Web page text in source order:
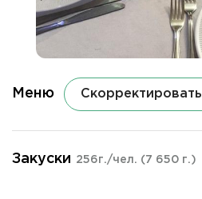
Меню Скорректировать
Закуски 256г./чел. (7 650 г.)